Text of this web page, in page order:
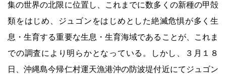
集の世界の北限に位置し、これまでに数多くの新種の甲殻
類をはじめ、ジュゴンをはじめとした絶滅危惧が多く生
息・生育する重要な生息・生育海域であることが、これま
での調査により明らかとなっている。しかし、３月１８
日、沖縄島今帰仁村運天漁港沖の防波堤付近にてジュゴン